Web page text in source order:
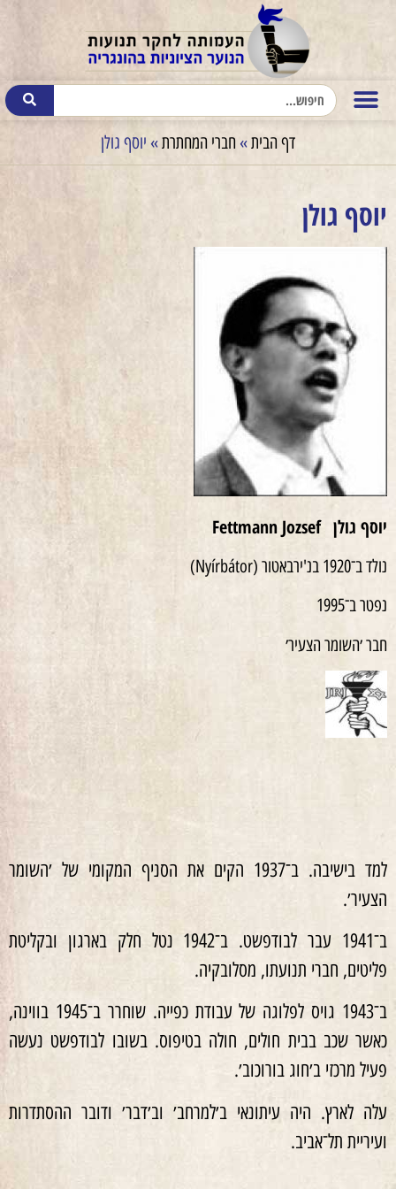
דף הבית»חברי המחתרת» יוסף גולן
יוסף גולן
יוסף גולן Fettmann Jozsef
נולד ב־1920 בנ'ירבאטור (Nyírbátor)
נפטר ב־1995
חבר ׳השומר הצעיר׳
למד בישיבה. ב־1937 הקים את הסניף המקומי של ׳השומר
הצעיר׳.
ב־1941 עבר לבודפשט. ב־1942 נטל חלק בארגון ובקליטת
פליטים, חברי תנועתו, מסלובקיה.
ב־1943 גויס לפלוגה של עבודת כפייה. שוחרר ב־1945 בווינה,
כאשר שכב בבית חולים, חולה בטיפוס. בשובו לבודפשט נעשה
פעיל מרכזי ב׳חוג בורוכוב׳.
עלה לארץ. היה עיתונאי ב׳למרחב׳ וב׳דבר׳ ודובר ההסתדרות
ועיריית תל־אביב.